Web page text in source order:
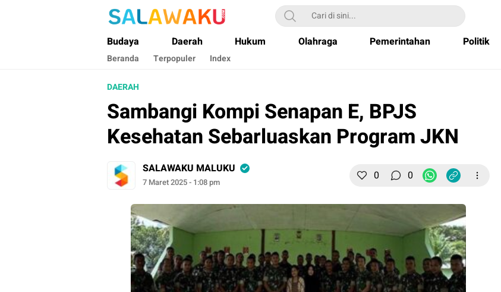
Salawaku Maluku
Salam dan Warta Anak Maluku
Budaya Daerah Hukum Olahraga Pemerintahan Politik
Beranda Terpopuler Index
DAERAH
Sambangi Kompi Senapan E, BPJS
Kesehatan Sebarluaskan Program JKN
SALAWAKU MALUKU
7 Maret 2025 - 1:08 pm 0 0